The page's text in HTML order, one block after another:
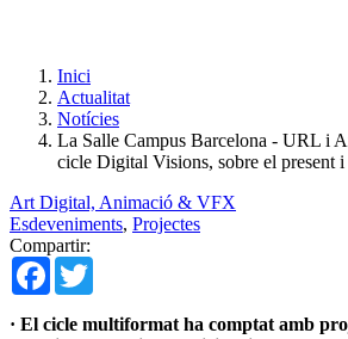
Inici
Actualitat
Notícies
La Salle Campus Barcelona - URL i
cicle Digital Visions, sobre el present
Art Digital, Animació & VFX
Esdeveniments, Projectes
Compartir:
Facebook
· El cicle multiformat ha comptat amb